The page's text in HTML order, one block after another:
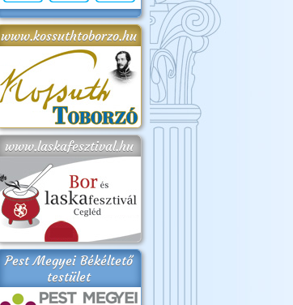
www.kossuthtoborzo.hu
www.laskafesztival.hu
Pest Megyei Békéltető
testület